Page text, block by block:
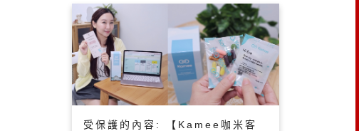
受保護的內容: 【Kamee咖米客